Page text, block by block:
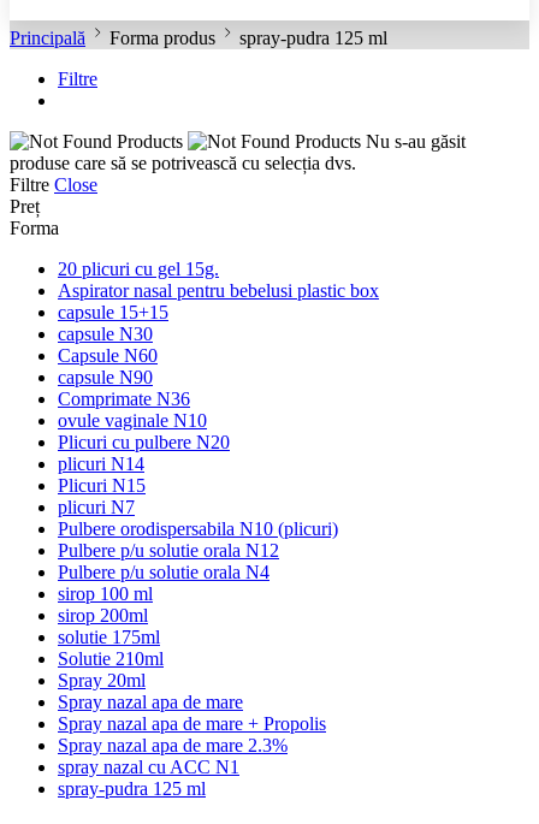
Principală Forma produs
spray-pudra 125 ml
Filtre
Nu s-au găsit
produse care să se potrivească cu selecția dvs.
Filtre Close
Preț
Forma
20 plicuri cu gel 15g.
Aspirator nasal pentru bebelusi plastic box
capsule 15+15
capsule N30
Capsule N60
capsule N90
Comprimate N36
ovule vaginale N10
Plicuri cu pulbere N20
plicuri N14
Plicuri N15
plicuri N7
Pulbere orodispersabila N10 (plicuri)
Pulbere p/u solutie orala N12
Pulbere p/u solutie orala N4
sirop 100 ml
sirop 200ml
solutie 175ml
Solutie 210ml
Spray 20ml
Spray nazal apa de mare
Spray nazal apa de mare + Propolis
Spray nazal apa de mare 2.3%
spray nazal cu ACC N1
spray-pudra 125 ml